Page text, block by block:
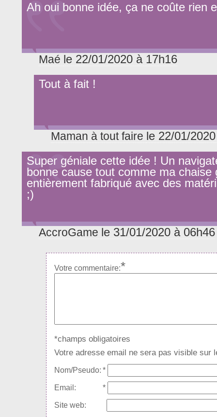
Ah oui bonne idée, ça ne coûte rien
Maé le 22/01/2020 à 17h16
Tout à fait !
Maman à tout faire le 22/01/
Super géniale cette idée ! Un
bonne cause tout comme ma chaise
entièrement fabriqué avec des
;)
AccroGame le 31/01/2020 à 06h46
Votre commentaire:*
*champs obligatoires
Votre adresse email ne sera pas visible sur
Nom/Pseudo: *
Email: *
Site web: